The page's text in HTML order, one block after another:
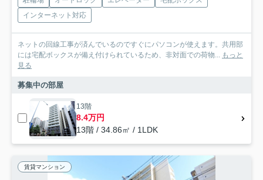
インターネット対応
ネットの回線工事が済んでいるのですぐにパソコンが使えます。共用部
には宅配ボックスが備え付けられているため、非対面での荷物...
もっと
見る
募集中の部屋
13階
8.4万円
13階 / 34.86㎡ / 1LDK
賃貸マンション